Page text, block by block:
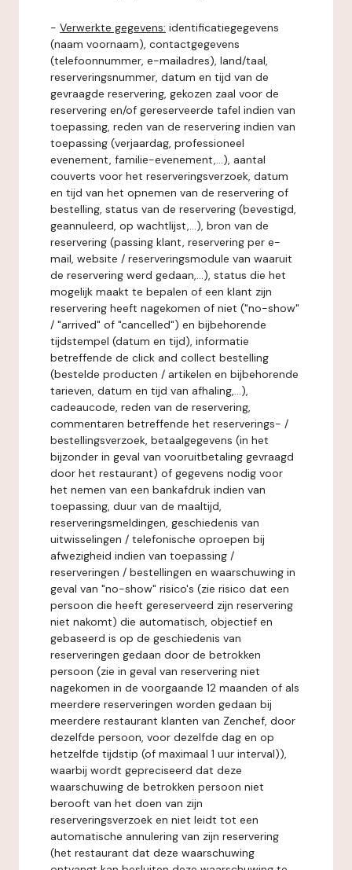
- Verwerkte gegevens: identificatiegegevens
(naam voornaam), contactgegevens
(telefoonnummer, e-mailadres), land/taal,
reserveringsnummer, datum en tijd van de
gevraagde reservering, gekozen zaal voor de
reservering en/of gereserveerde tafel indien van
toepassing, reden van de reservering indien van
toepassing (verjaardag, professioneel
evenement, familie-evenement,...), aantal
couverts voor het reserveringsverzoek, datum
en tijd van het opnemen van de reservering of
bestelling, status van de reservering (bevestigd,
geannuleerd, op wachtlijst,...), bron van de
reservering (passing klant, reservering per e-
mail, website / reserveringsmodule van waaruit
de reservering werd gedaan,...), status die het
mogelijk maakt te bepalen of een klant zijn
reservering heeft nagekomen of niet ("no-show"
/ "arrived" of "cancelled") en bijbehorende
tijdstempel (datum en tijd), informatie
betreffende de click and collect bestelling
(bestelde producten / artikelen en bijbehorende
tarieven, datum en tijd van afhaling,...),
cadeaucode, reden van de reservering,
commentaren betreffende het reserverings- /
bestellingsverzoek, betaalgegevens (in het
bijzonder in geval van vooruitbetaling gevraagd
door het restaurant) of gegevens nodig voor
het nemen van een bankafdruk indien van
toepassing, duur van de maaltijd,
reserveringsmeldingen, geschiedenis van
uitwisselingen / telefonische oproepen bij
afwezigheid indien van toepassing /
reserveringen / bestellingen en waarschuwing in
geval van "no-show" risico's (zie risico dat een
persoon die heeft gereserveerd zijn reservering
niet nakomt) die automatisch, objectief en
gebaseerd is op de geschiedenis van
reserveringen gedaan door de betrokken
persoon (zie in geval van reservering niet
nagekomen in de voorgaande 12 maanden of als
meerdere reserveringen worden gedaan bij
meerdere restaurant klanten van Zenchef, door
dezelfde persoon, voor dezelfde dag en op
hetzelfde tijdstip (of maximaal 1 uur interval)),
waarbij wordt gepreciseerd dat deze
waarschuwing de betrokken persoon niet
berooft van het doen van zijn
reserveringsverzoek en niet leidt tot een
automatische annulering van zijn reservering
(het restaurant dat deze waarschuwing